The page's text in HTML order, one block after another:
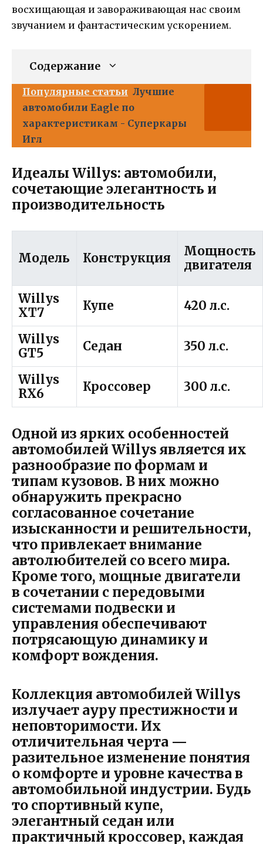
восхищающая и завораживающая нас своим
звучанием и фантастическим ускорением.
Содержание
Популярные статьи Лучшие
автомобили Eagle по
характеристикам - Суперкары
Игл
Идеалы Willys: автомобили,
сочетающие элегантность и
производительность
Модель Конструкция
Мощность
двигателя
Willys
XT7
Купе 420 л.с.
Willys
GT5
Седан 350 л.с.
Willys
RX6
Кроссовер 300 л.с.
Одной из ярких особенностей
автомобилей Willys является их
разнообразие по формам и
типам кузовов. В них можно
обнаружить прекрасно
согласованное сочетание
изысканности и решительности,
что привлекает внимание
автолюбителей со всего мира.
Кроме того, мощные двигатели
в сочетании с передовыми
системами подвески и
управления обеспечивают
потрясающую динамику и
комфорт вождения.
Коллекция автомобилей Willys
излучает ауру престижности и
неповторимости. Их
отличительная черта —
разительное изменение понятия
о комфорте и уровне качества в
автомобильной индустрии. Будь
то спортивный купе,
элегантный седан или
практичный кроссовер, каждая